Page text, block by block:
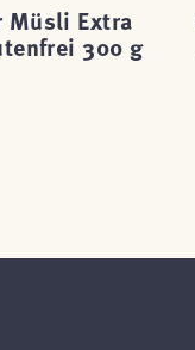
Müsli Extra
300 g